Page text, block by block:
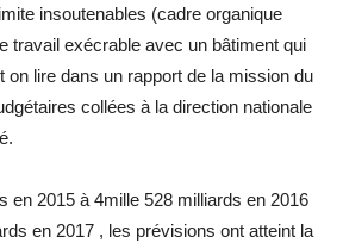
insoutenables (cadre organique
travail exécrable avec un bâtiment qui
on lire dans un rapport de la mission du
collées à la direction nationale
en 2015 à 4mille 528 milliards en 2016
en 2017 , les prévisions ont atteint la